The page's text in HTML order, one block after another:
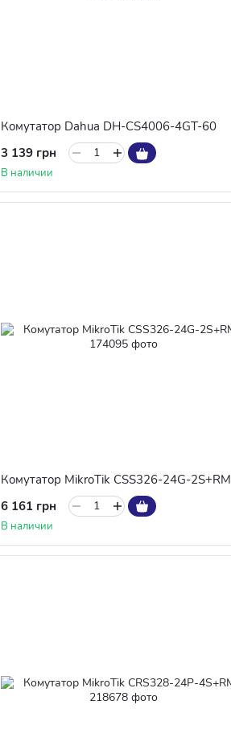
Комутатор Dahua DH-CS4006-4GT-60
3 139 грн
В наличии
Комутатор MikroTik CSS326-24G-2S+RM
6 161 грн
В наличии